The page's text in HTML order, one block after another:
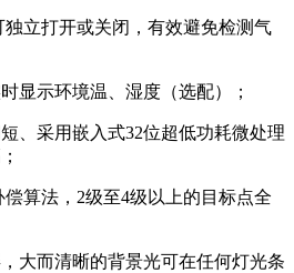
立打开或关闭，有效避免检测气
显示环境温、湿度（选配）；
、采用嵌入式32位超低功耗微处理
算法，2级至4级以上的目标点全
大而清晰的背景光可在任何灯光条